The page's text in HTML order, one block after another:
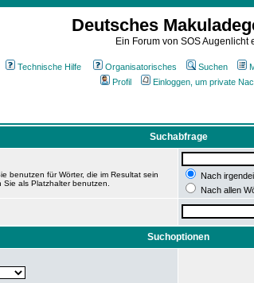
Deutsches
Ein Forum von SOS Augenlicht
Technische Hilfe Organisatorisches Suchen
Profil
Einloggen, um private
Suchabfrage
benutzen für Wörter, die im Resultat sein
als Platzhalter benutzen.
Nach
Nach allen
Suchoptionen